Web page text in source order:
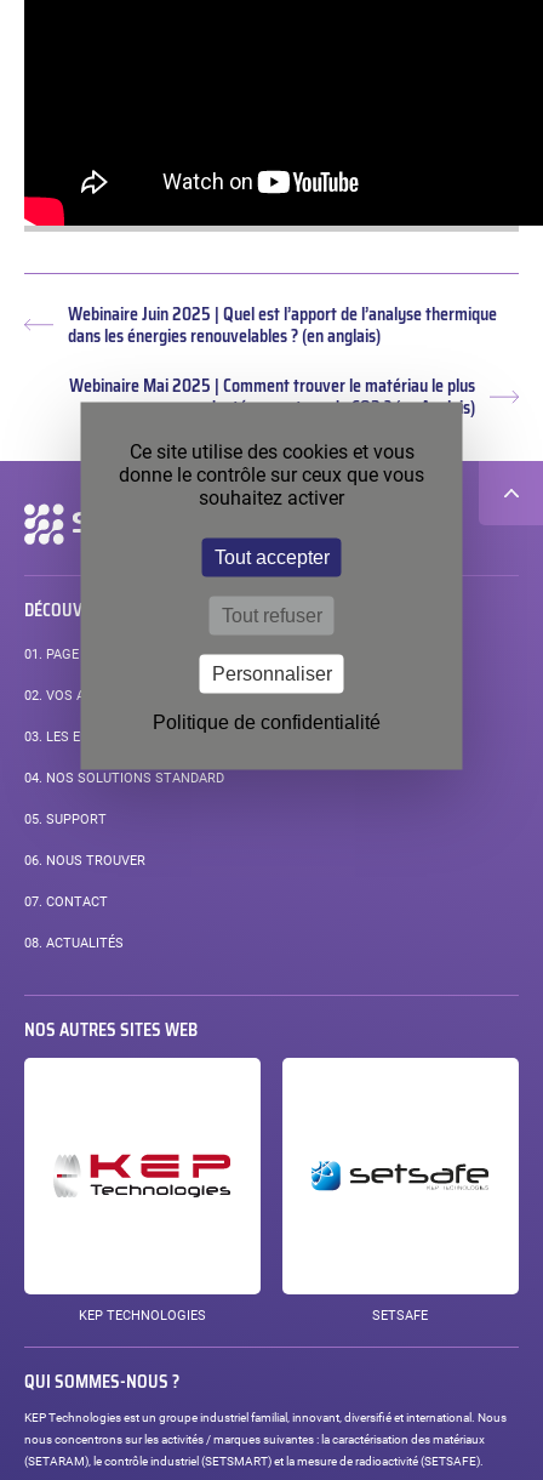
Article
Webinaire Juin 2025 | Quel est l’apport de l’analyse thermique
dans les énergies renouvelables ? (en anglais)
Webinaire Mai 2025 | Comment trouver le matériau le plus
adapté au captage du CO2 ? (en Anglais)
Navigation
secondaire
DÉCOUVRIR
01. PAGE D’ACCUEIL
02. VOS APPLICATIONS
03. LES ENJEUX DE VOS MESURES
04. NOS SOLUTIONS STANDARD
05. SUPPORT
06. NOUS TROUVER
07. CONTACT
08. ACTUALITÉS
NOS AUTRES SITES WEB
KEP TECHNOLOGIES SETSAFE
QUI SOMMES-NOUS ?
KEP Technologies est un groupe industriel familial, innovant, diversifié et international. Nous
nous concentrons sur les activités / marques suivantes : la caractérisation des matériaux
(SETARAM), le contrôle industriel (SETSMART) et la mesure de radioactivité (SETSAFE).
Ce site utilise des cookies et vous
donne le contrôle sur ceux que vous
souhaitez activer
Tout accepter
Tout refuser
Personnaliser
Politique de confidentialité